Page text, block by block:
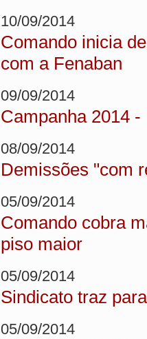
10/09/2014
Comando inicia
com a Fenaban
09/09/2014
Campanha 2014
08/09/2014
Demissões "com
05/09/2014
Comando cobra
piso maior
05/09/2014
Sindicato traz
05/09/2014